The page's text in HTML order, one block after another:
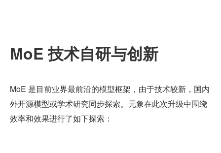
MoE 技术自研与创新
MoE 是目前业界最前沿的模型框架，由于技术较新，国内
外开源模型或学术研究同步探索。元象在此次升级中围绕
效率和效果进行了如下探索：